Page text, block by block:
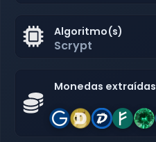
Algoritmo(s)
Scrypt
Monedas extraídas